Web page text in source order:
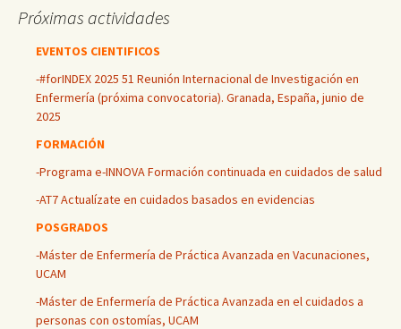
Próximas actividades
EVENTOS CIENTIFICOS
-#forINDEX 2025 51 Reunión Internacional de Investigación en
Enfermería (próxima convocatoria). Granada, España, junio de
2025
FORMACIÓN
-Programa e-INNOVA Formación continuada en cuidados de salud
-AT7 Actualízate en cuidados basados en evidencias
POSGRADOS
-Máster de Enfermería de Práctica Avanzada en Vacunaciones,
UCAM
-Máster de Enfermería de Práctica Avanzada en el cuidados a
personas con ostomías, UCAM